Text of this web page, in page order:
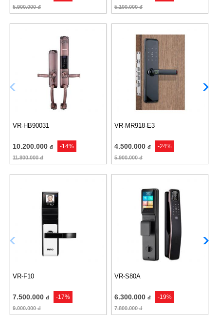
5.900.000đ 5.100.000đ
VR-HB90031
10.200.000 đ -14%
11.800.000đ
VR-MR918-E3
4.500.000 đ -24%
5.900.000đ
VR-F10
7.500.000 đ -17%
9.000.000đ
VR-S80A
6.300.000 đ -19%
7.800.000đ